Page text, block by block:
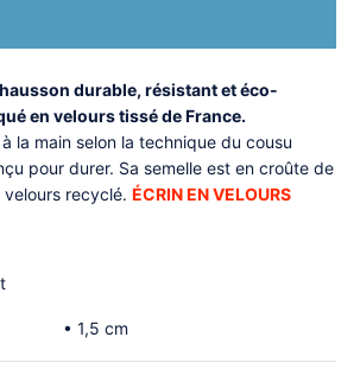
durable, résistant et éco-
en velours tissé de France.
la main selon la technique du cousu
pour durer. Sa semelle est en croûte de
recyclé. ÉCRIN EN VELOURS
• 1,5 cm